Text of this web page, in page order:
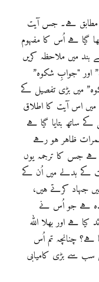
مطابق ہے۔ جس آیت
گیا ہے اُس کا مفہوم
میں ملاحظہ کریں
اور "جوابِ شکوہ”
میں بڑی تفصیل کے
میں اس آیت کا اطلاق
ساتھ بتایا گیا ہے
ظاہر ہو رہے
ہے جس کا ترجمہ یوں
کے بدلے میں اُن کے
جہاد کرتے ہیں،
ہے جو اُس نے
ہے اور بھلا اللہ
چنانچہ تم اُس
سے بڑی کامیابی